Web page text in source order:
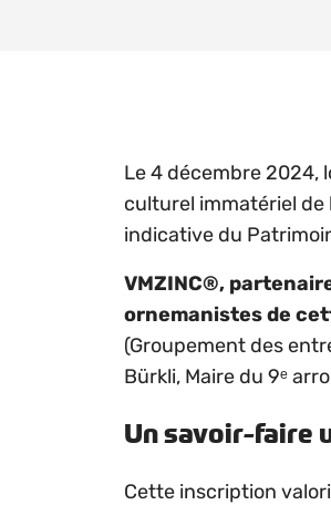
Le 4 décembre 2024,
culturel immatériel de
indicative du
VMZINC®,
ornemanistes de
(Groupement des
Bürkli, Maire du 9ᵉ
Un savoir-faire
Cette inscription